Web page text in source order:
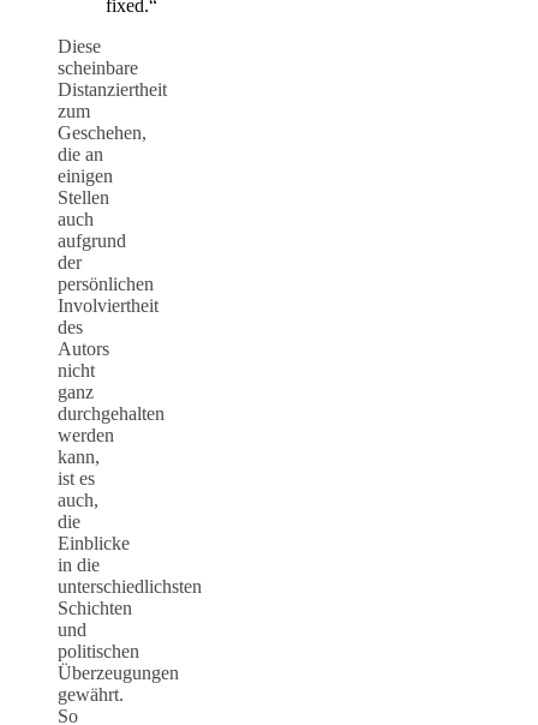
fixed.“
Diese
scheinbare
Distanziertheit
zum
Geschehen,
die an
einigen
Stellen
auch
aufgrund
der
persönlichen
Involviertheit
des
Autors
nicht
ganz
durchgehalten
werden
kann,
ist es
auch,
die
Einblicke
in die
unterschiedlichsten
Schichten
und
politischen
Überzeugungen
gewährt.
So